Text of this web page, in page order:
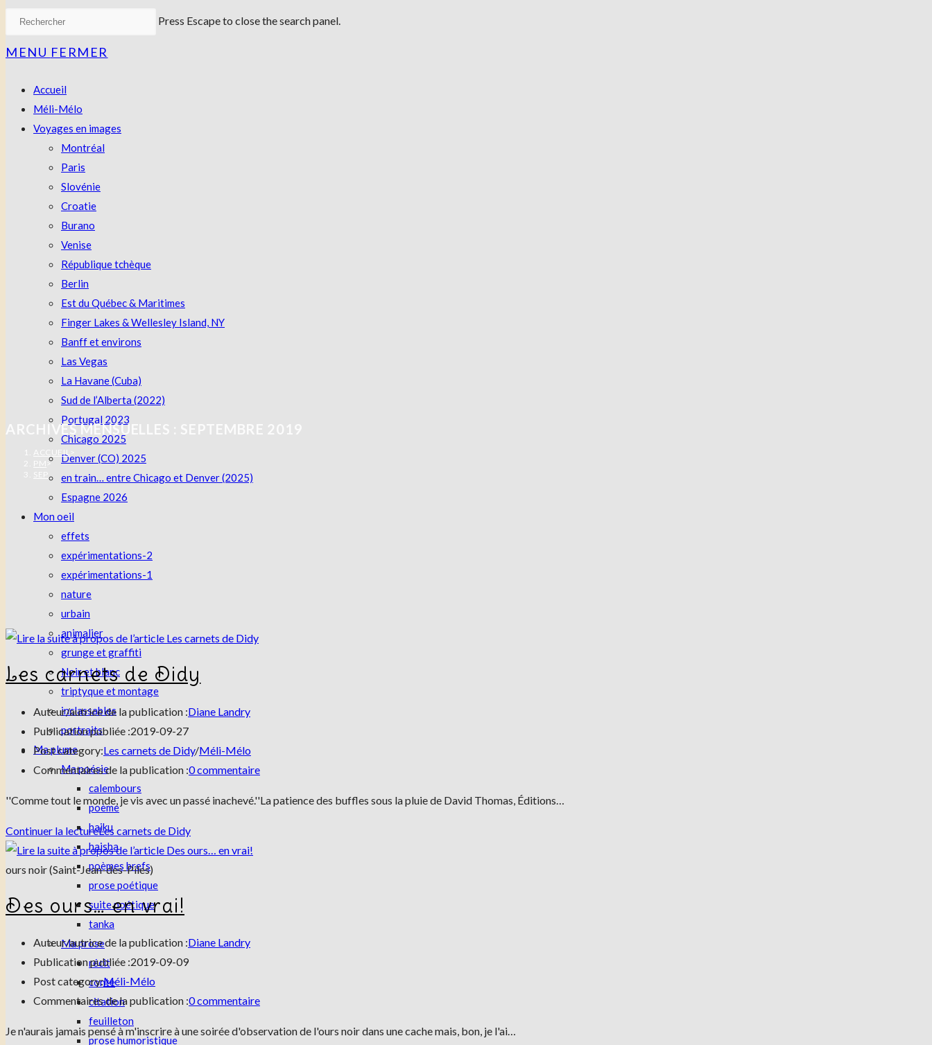
Press Escape to close the search panel.
MENU FERMER
Accueil
Méli-Mélo
Voyages en images
Montréal
Paris
Slovénie
Croatie
Burano
Venise
République tchèque
Berlin
Est du Québec & Maritimes
Finger Lakes & Wellesley Island, NY
Banff et environs
Las Vegas
La Havane (Cuba)
Sud de l’Alberta (2022)
Portugal 2023
Chicago 2025
Denver (CO) 2025
en train… entre Chicago et Denver (2025)
Espagne 2026
Mon oeil
effets
expérimentations-2
expérimentations-1
nature
urbain
animalier
grunge et graffiti
Noir et blanc
triptyque et montage
inclassables
portraits
Ma plume
Ma poésie
calembours
poème
haiku
haisha
poèmes brefs
prose poétique
suite poétique
tanka
Ma prose
récit
conte
citation
feuilleton
prose humoristique
ARCHIVES MENSUELLES : SEPTEMBRE 2019
ACCUEIL
PM >
SEP
Les carnets de Didy
Auteur/autrice de la publication :Diane Landry
Publication publiée :2019-09-27
Post category:Les carnets de Didy/Méli-Mélo
Commentaires de la publication :0 commentaire
''Comme tout le monde, je vis avec un passé inachevé.''La patience des buffles sous la pluie de David Thomas, Éditions…
Continuer la lectureLes carnets de Didy
ours noir (Saint-Jean-des-Piles)
Des ours… en vrai!
Auteur/autrice de la publication :Diane Landry
Publication publiée :2019-09-09
Post category:Méli-Mélo
Commentaires de la publication :0 commentaire
Je n'aurais jamais pensé à m'inscrire à une soirée d'observation de l'ours noir dans une cache mais, bon, je l'ai…